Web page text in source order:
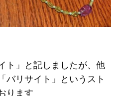
ト」と記しましたが、他
バリサイト」というスト
ります